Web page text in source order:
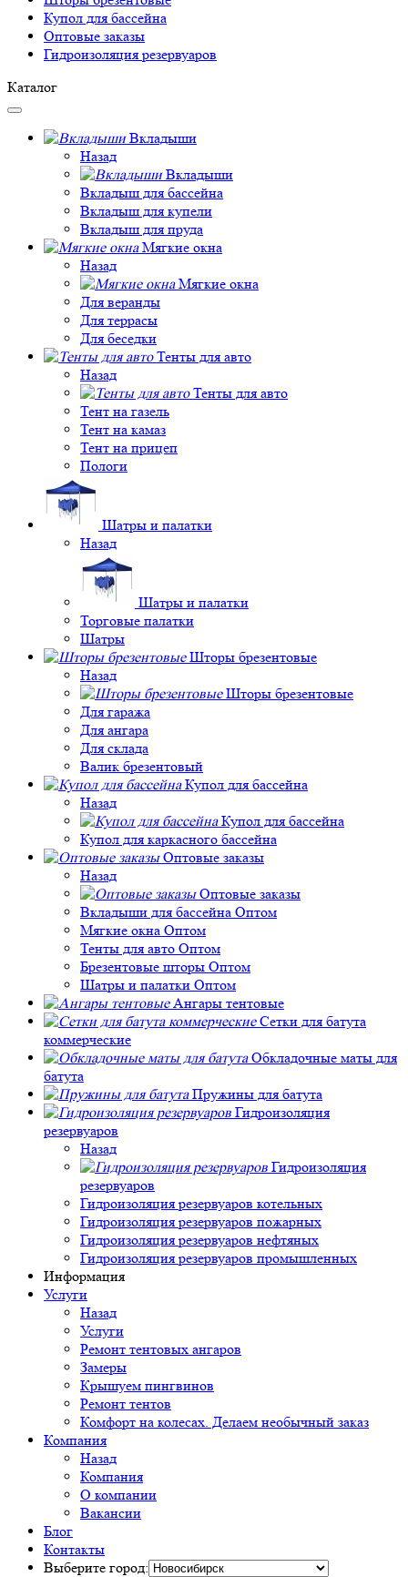
Купол для бассейна
Оптовые заказы
Гидроизоляция резервуаров
Каталог
Вкладыши
Назад
Вкладыши
Вкладыш для бассейна
Вкладыш для купели
Вкладыш для пруда
Мягкие окна
Назад
Мягкие окна
Для веранды
Для террасы
Для беседки
Тенты для авто
Назад
Тенты для авто
Тент на газель
Тент на камаз
Тент на прицеп
Пологи
Шатры и палатки
Назад
Шатры и палатки
Торговые палатки
Шатры
Шторы брезентовые
Назад
Шторы брезентовые
Для гаража
Для ангара
Для склада
Валик брезентовый
Купол для бассейна
Назад
Купол для бассейна
Купол для каркасного бассейна
Оптовые заказы
Назад
Оптовые заказы
Вкладыши для бассейна Оптом
Мягкие окна Оптом
Тенты для авто Оптом
Брезентовые шторы Оптом
Шатры и палатки Оптом
Ангары тентовые
Сетки для батута
коммерческие
Обкладочные маты для
батута
Пружины для батута
Гидроизоляция
резервуаров
Назад
Гидроизоляция
резервуаров
Гидроизоляция резервуаров котельных
Гидроизоляция резервуаров пожарных
Гидроизоляция резервуаров нефтяных
Гидроизоляция резервуаров промышленных
Информация
Услуги
Назад
Услуги
Ремонт тентовых ангаров
Замеры
Крышуем пингвинов
Ремонт тентов
Комфорт на колесах. Делаем необычный заказ
Компания
Назад
Компания
О компании
Вакансии
Блог
Контакты
Выберите город: